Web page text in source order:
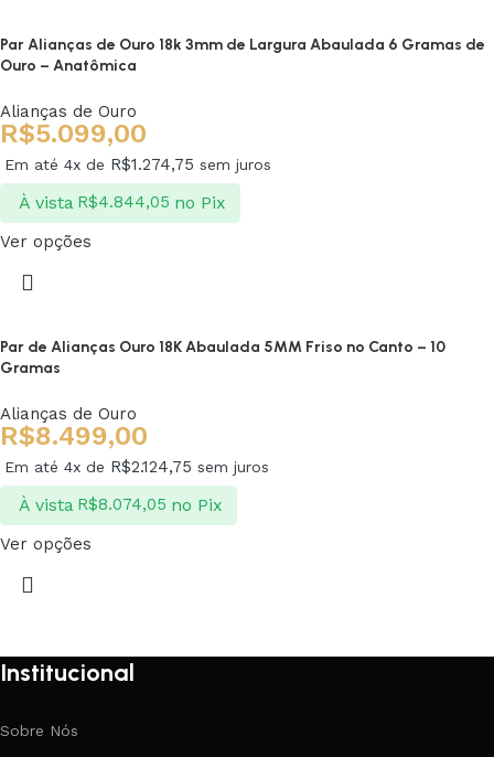
Par Alianças de Ouro 18k 3mm de Largura Abaulada 6 Gramas de
Ouro – Anatômica
Alianças de Ouro
R$5.099,00
Em até 4x de R$1.274,75 sem juros
À vista R$4.844,05 no Pix
Ver opções
Par de Alianças Ouro 18K Abaulada 5MM Friso no Canto – 10
Gramas
Alianças de Ouro
R$8.499,00
Em até 4x de R$2.124,75 sem juros
À vista R$8.074,05 no Pix
Ver opções
Institucional
Sobre Nós